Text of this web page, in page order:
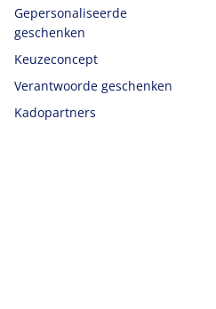
Gepersonaliseerde
geschenken
Keuzeconcept
Verantwoorde geschenken
Kadopartners